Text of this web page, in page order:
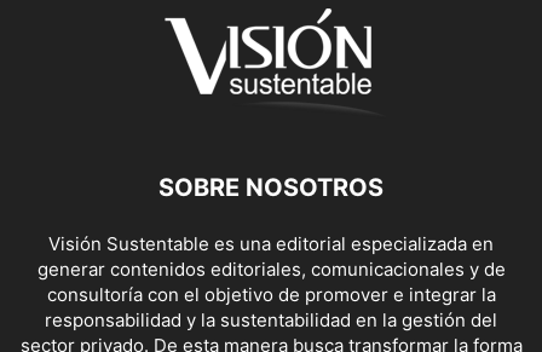
SOBRE NOSOTROS
Visión Sustentable es una editorial especializada en
generar contenidos editoriales, comunicacionales y de
consultoría con el objetivo de promover e integrar la
responsabilidad y la sustentabilidad en la gestión del
sector privado. De esta manera busca transformar la forma